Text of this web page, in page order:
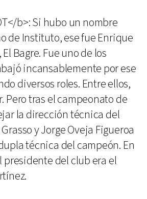
b>: Si hubo un nombre
de Instituto, ese fue Enrique
Bagre. Fue uno de los
incansablemente por ese
diversos roles. Entre ellos,
Pero tras el campeonato de
la dirección técnica del
y Jorge Oveja Figueroa
técnica del campeón. En
presidente del club era el